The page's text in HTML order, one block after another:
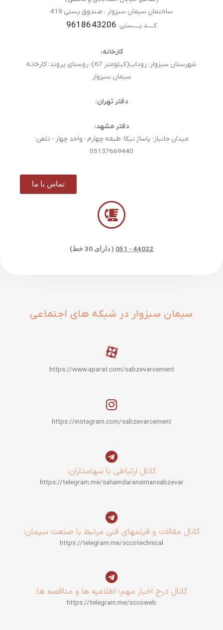
ساختمان سیمان سبزوار ، صندوق پستی 419
کــــد پــــستی: 9618643206
کارخانه:
شهرستان سبزوار؛ روداب(کیلومتر 67)؛ روستای پروند؛ کارخانه
سیمان سبزوار
دفتر تهران:
دفتر مشهد:
میدان جانباز؛ پاساژ نیکا؛ طبقه چهارم ؛ واحد چهار - تلفن:
05137669440
تماس با ما
44022 - 051 ( دارای 30 خط)
سیمان سبزوار در شبکه های اجتماعی
https://www.aparat.com/sabzevarcement
https://instagram.com/sabzevarcement
کانال ارتباطی با سهامداران:
https://telegram.me/sahamdaransimansabzevar
کانال مقالات و فیلمهای فنی مرتبط با صنعت سیمان:
https://telegram.me/sccotechnical
کانال درج اخبار مهم؛ اطلاعیه ها و مناقصه ها:
https://telegram.me/sccoweb